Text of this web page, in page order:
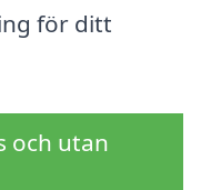
för ditt
och utan